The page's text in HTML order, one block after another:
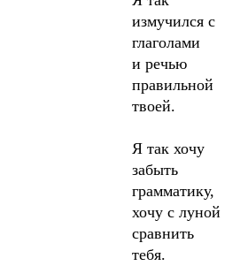
измучился с
глаголами
и речью
правильной
твоей.
Я так хочу
забыть
грамматику,
хочу с луной
сравнить
тебя.